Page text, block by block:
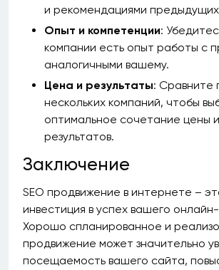
и рекомендациями предыдущих
Опыт и компетенции:
компании есть опыт работы с
аналогичными вашему.
Цена и результаты: Сравните
нескольких компаний, чтобы
оптимальное сочетание цены
результатов.
Заключение
SEO продвижение в интернете –
инвестиция в успех вашего
Хорошо спланированное и
продвижение может значительно
посещаемость вашего сайта,